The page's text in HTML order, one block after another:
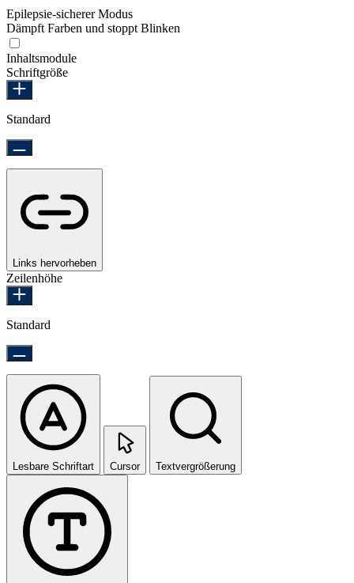
Epilepsie-sicherer Modus
Dämpft Farben und stoppt Blinken
Inhaltsmodule
Schriftgröße
Standard
Links hervorheben
Zeilenhöhe
Standard
Lesbare Schriftart Cursor Textvergrößerung